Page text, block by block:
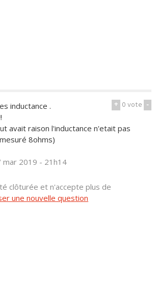
+ 0vote -
inductance .
avait raison l'inductance n'etait pas
8ohms)
mar 2019 - 21h14
clôturée et n'accepte plus de
une nouvelle question